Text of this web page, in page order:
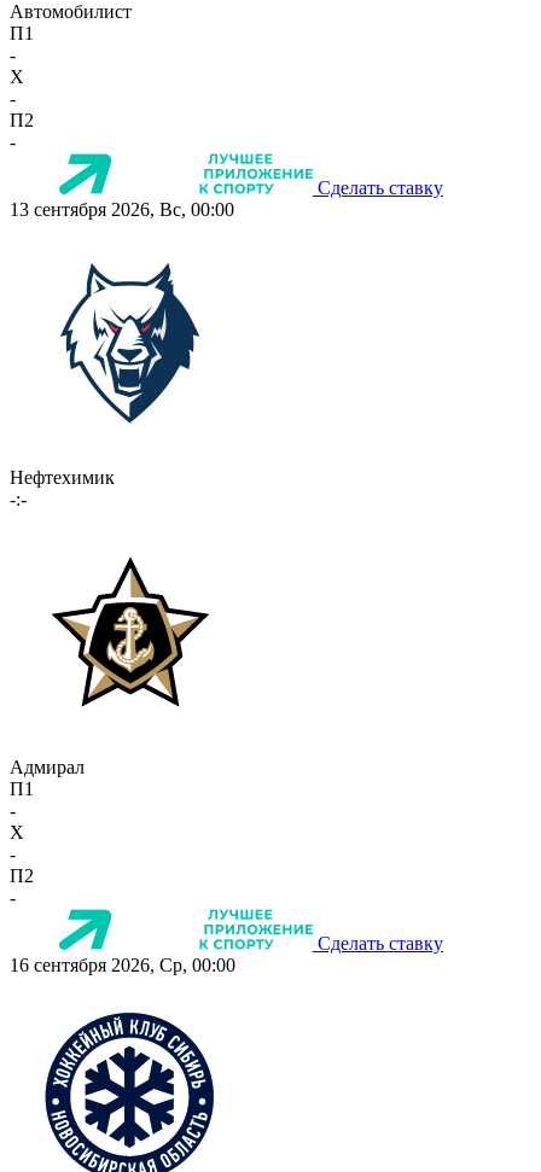
Автомобилист
П1
-
X
-
П2
-
Сделать ставку
13 сентября 2026, Вс, 00:00
Нефтехимик
-:-
Адмирал
П1
-
X
-
П2
-
Сделать ставку
16 сентября 2026, Ср, 00:00